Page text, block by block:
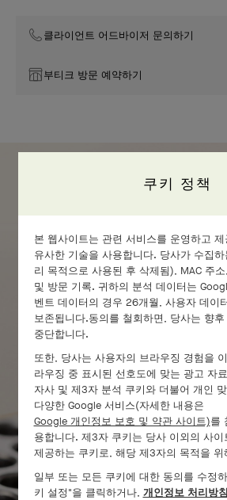
클라이언트 어드바이저 문의하기
부티크 방문 예약하기
화면을 옆으로 넘겨 작품을
쿠키 정책
본 웹사이트는 관련 서비스를 운영하고
유사한 기술을 사용합니다. 당사가 수집
리 목적으로 사용된 후 삭제됨), MAC 주
및 방문 기록. 귀하의 분석 데이터는
벤트 데이터의 경우 26개월, 사용자 데이
보존됩니다.동의를 철회하면, 당사는 향
중단합니다.
또한, 당사는 사용자의 브라우징 경험을
라우징 중 표시된 선호도에 맞는 광고 자
자사 및 제3자 분석 쿠키와 더불어 개인
다양한 Google 서비스(자세한 내용은
Google 개인정보 보호 및 약관 사이트)를
용합니다. 제3자 쿠키는 당사 이외의 사
제공하는 쿠키로, 해당 제3자의 목적을
일부 또는 모든 쿠키에 대한 동의를 수정
키 설정"을 클릭하거나, 개인정보 처리방침